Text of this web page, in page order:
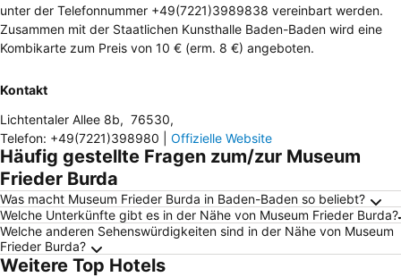
unter der Telefonnummer +49(7221)3989838 vereinbart werden.
Zusammen mit der Staatlichen Kunsthalle Baden-Baden wird eine
Kombikarte zum Preis von 10 € (erm. 8 €) angeboten.
Kontakt
Lichtentaler Allee 8b, 76530,
Telefon: +49(7221)398980 Offizielle Website
Häufig gestellte Fragen zum/zur Museum
Frieder Burda
Was macht Museum Frieder Burda in Baden-Baden so beliebt?
Welche Unterkünfte gibt es in der Nähe von Museum Frieder Burda?
Welche anderen Sehenswürdigkeiten sind in der Nähe von Museum
Frieder Burda?
Weitere Top Hotels